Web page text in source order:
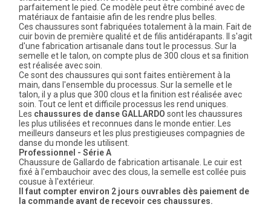
parfaitement le pied. Ce modèle peut être combiné avec de
matériaux de fantaisie afin de les rendre plus belles.
Ces chaussures sont fabriquées totalement à la main. Fait de
cuir bovin de première qualité et de filis antidérapants. Il s'agit
d'une fabrication artisanale dans tout le processus. Sur la
semelle et le talon, on compte plus de 300 clous et sa finition
est réalisée avec soin.
Ce sont des chaussures qui sont faites entièrement à la
main, dans l'ensemble du processus. Sur la semelle et le
talon, il y a plus que 300 clous et la finition est réalisée avec
soin. Tout ce lent et difficile processus les rend uniques.
Les chaussures de danse GALLARDO sont les chaussures
les plus utilisées et reconnues dans le monde entier. Les
meilleurs danseurs et les plus prestigieuses compagnies de
danse du monde les utilisent.
Professionnel - Série A
Chaussure de Gallardo de fabrication artisanale. Le cuir est
fixé à l'embauchoir avec des clous, la semelle est collée puis
cousue à l'extérieur.
Il faut compter environ 2 jours ouvrables dès paiement de
la commande avant de recevoir ces chaussures.